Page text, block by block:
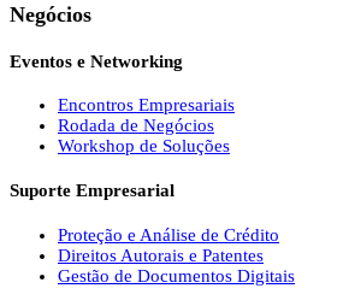
Negócios
Eventos e Networking
Encontros Empresariais
Rodada de Negócios
Workshop de Soluções
Suporte Empresarial
Proteção e Análise de Crédito
Direitos Autorais e Patentes
Gestão de Documentos Digitais